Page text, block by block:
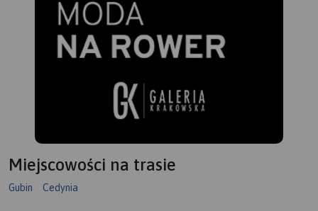
Miejscowości na trasie
Gubin Cedynia